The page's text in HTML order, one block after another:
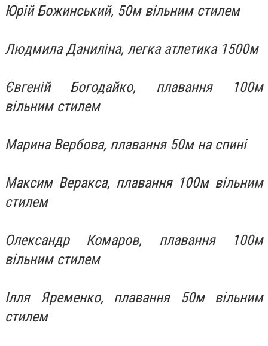
Юрій Божинський, 50м вільним стилем
Людмила Даниліна, легка атлетика 1500м
Євгеній Богодайко, плавання 100м
вільним стилем
Марина Вербова, плавання 50м на спині
Максим Веракса, плавання 100м вільним
стилем
Олександр Комаров, плавання 100м
вільним стилем
Ілля Яременко, плавання 50м вільним
стилем